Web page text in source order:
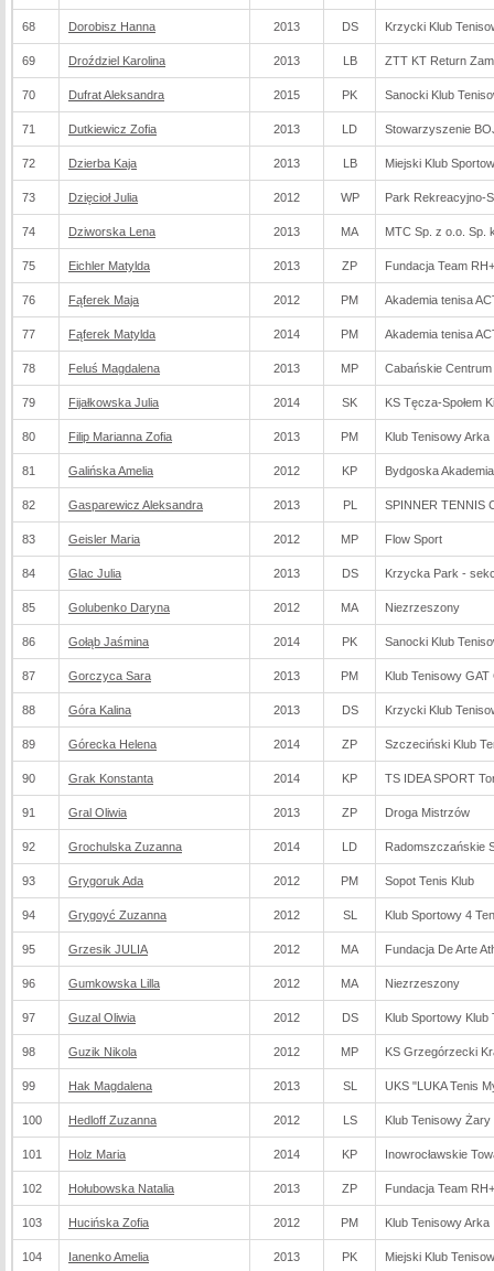
68 Dorobisz Hanna 2013 DS Krzycki Klub
69 Droździel Karolina 2013 LB ZTT KT Return
70 Dufrat Aleksandra 2015 PK Sanocki Klub
71 Dutkiewicz Zofia 2013 LD Stowarzyszenie
72 Dzierba Kaja 2013 LB Miejski Klub
73 Dzięcioł Julia 2012 WP Park Rekreacyjno-
74 Dziworska Lena 2013 MA MTC Sp. z o.o. Sp.
75 Eichler Matylda 2013 ZP Fundacja Team RH+
76 Fąferek Maja 2012 PM Akademia tenisa
77 Fąferek Matylda 2014 PM Akademia tenisa
78 Feluś Magdalena 2013 MP Cabańskie
79 Fijałkowska Julia 2014 SK KS Tęcza-Społem
80 Filip Marianna Zofia 2013 PM Klub Tenisowy Arka
81 Galińska Amelia 2012 KP Bydgoska
82 Gasparewicz Aleksandra 2013 PL SPINNER TENNIS
83 Geisler Maria 2012 MP Flow Sport
84 Glac Julia 2013 DS Krzycka Park -
85 Golubenko Daryna 2012 MA Niezrzeszony
86 Gołąb Jaśmina 2014 PK Sanocki Klub
87 Gorczyca Sara 2013 PM Klub Tenisowy
88 Góra Kalina 2013 DS Krzycki Klub
89 Górecka Helena 2014 ZP Szczeciński Klub
90 Grak Konstanta 2014 KP TS IDEA SPORT
91 Gral Oliwia 2013 ZP Droga Mistrzów
92 Grochulska Zuzanna 2014 LD Radomszczańskie
93 Grygoruk Ada 2012 PM Sopot Tenis Klub
94 Grygoyć Zuzanna 2012 SL Klub Sportowy 4
95 Grzesik JULIA 2012 MA Fundacja De Arte
96 Gumkowska Lilla 2012 MA Niezrzeszony
97 Guzal Oliwia 2012 DS Klub Sportowy
98 Guzik Nikola 2012 MP KS Grzegórzecki
99 Hak Magdalena 2013 SL UKS "LUKA Tenis
100 Hedloff Zuzanna 2012 LS Klub Tenisowy Żary
101 Holz Maria 2014 KP Inowrocławskie
102 Hołubowska Natalia 2013 ZP Fundacja Team RH+
103 Hucińska Zofia 2012 PM Klub Tenisowy Arka
104 Ianenko Amelia 2013 PK Miejski Klub